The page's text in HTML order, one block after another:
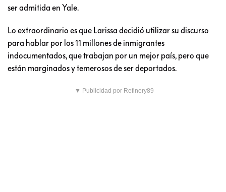
ser admitida en Yale.
Lo extraordinario es que Larissa decidió utilizar su discurso
para hablar por los 11 millones de inmigrantes
indocumentados, que trabajan por un mejor país, pero que
están marginados y temerosos de ser deportados.
▼ Publicidad por Refinery89